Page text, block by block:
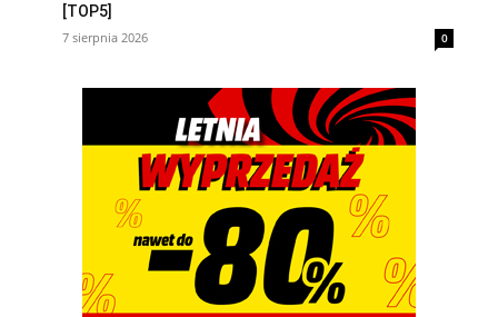
[TOP5]
7 sierpnia 2026 0